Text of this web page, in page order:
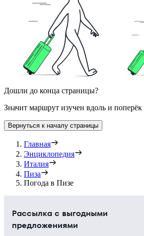
Дошли до конца страницы?
Значит маршрут изучен вдоль и поперёк
Вернуться к началу страницы
Главная
Энциклопедия
Италия
Пиза
Погода в Пизе
Рассылка с выгодными
предложениями